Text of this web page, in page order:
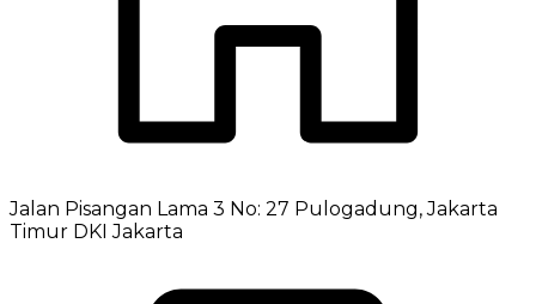
Jalan Pisangan Lama 3 No: 27 Pulogadung, Jakarta
Timur DKI Jakarta